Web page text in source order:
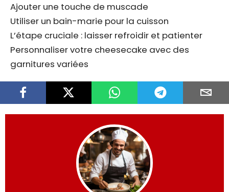
Ajouter une touche de muscade
Utiliser un bain-marie pour la cuisson
L’étape cruciale : laisser refroidir et patienter
Personnaliser votre cheesecake avec des
garnitures variées